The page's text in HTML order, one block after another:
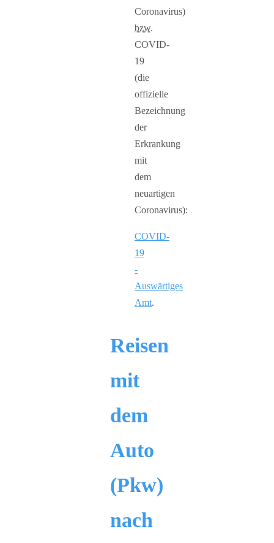
Coronavirus)
bzw.
COVID-
19
(die
offizielle
Bezeichnung
der
Erkrankung
mit
dem
neuartigen
Coronavirus):
COVID-
19
-
Auswärtiges
Amt.
Reisen
mit
dem
Auto
(Pkw)
nach